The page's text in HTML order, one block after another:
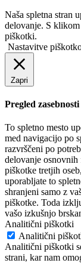
Naša spletna stran
delovanje. S
piškotki.
Nastavitve
Zapri
Pregled zasebnosti
To spletno mesto
med navigacijo po
razvrščeni po
delovanje osnovnih
piškotke tretjih
uporabljate to
shranjeni samo z
piškotke. Toda
vašo izkušnjo
Analitični piškotki
Analitični
Analitični piškotki
strani, kar nam